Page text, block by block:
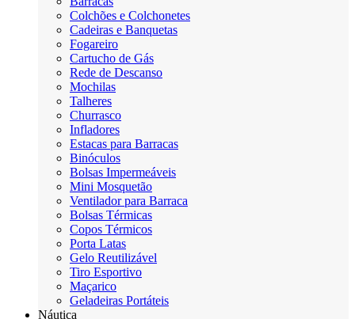
Colchões e Colchonetes
Cadeiras e Banquetas
Fogareiro
Cartucho de Gás
Rede de Descanso
Mochilas
Talheres
Churrasco
Infladores
Estacas para Barracas
Binóculos
Bolsas Impermeáveis
Mini Mosquetão
Ventilador para Barraca
Bolsas Térmicas
Copos Térmicos
Porta Latas
Gelo Reutilizável
Tiro Esportivo
Maçarico
Geladeiras Portáteis
Náutica